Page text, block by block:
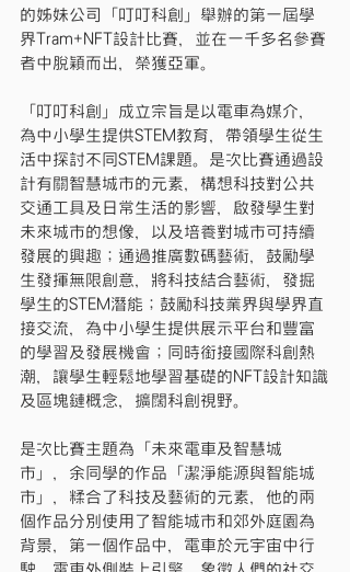
的姊妹公司「叮叮科創」舉辦的第一屆學
界Tram+NFT設計比賽，並在一千多名參賽
者中脫穎而出，榮獲亞軍。
「叮叮科創」成立宗旨是以電車為媒介，
為中小學生提供STEM教育，帶領學生從生
活中探討不同STEM課題。是次比賽通過設
計有關智慧城市的元素，構想科技對公共
交通工具及日常生活的影響，啟發學生對
未來城市的想像，以及培養對城市可持續
發展的興趣；通過推廣數碼藝術，鼓勵學
生發揮無限創意，將科技結合藝術，發掘
學生的STEM潛能；鼓勵科技業界與學界直
接交流，為中小學生提供展示平台和豐富
的學習及發展機會；同時銜接國際科創熱
潮，讓學生輕鬆地學習基礎的NFT設計知識
及區塊鏈概念，擴闊科創視野。
是次比賽主題為「未來電車及智慧城
市」，余同學的作品「潔淨能源與智能城
市」，糅合了科技及藝術的元素，他的兩
個作品分別使用了智能城市和郊外庭園為
背景，第一個作品中，電車於元宇宙中行